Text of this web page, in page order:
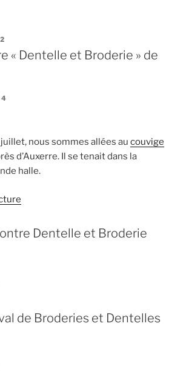
« Dentelle et Broderie » de
nous sommes allées au couvige
d’Auxerre. Il se tenait dans la
halle.
rencontre
Dentelle et Broderie
de Broderies et Dentelles